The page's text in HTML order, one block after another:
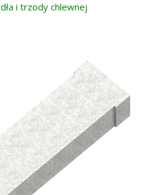
i trzody chlewnej